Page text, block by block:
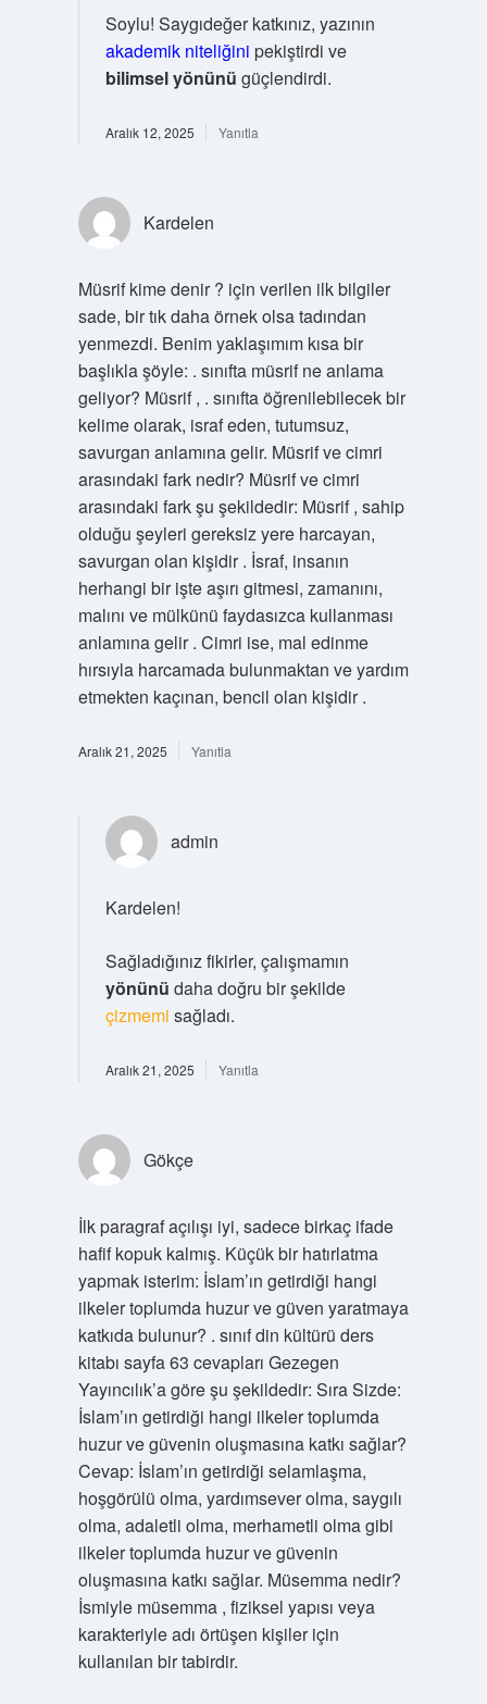
Soylu! Saygıdeğer katkınız, yazının
akademik niteliğini pekiştirdi ve
bilimsel yönünü güçlendirdi.
Aralık 12, 2025 Yanıtla
Kardelen
Müsrif kime denir ? için verilen ilk bilgiler
sade, bir tık daha örnek olsa tadından
yenmezdi. Benim yaklaşımım kısa bir
başlıkla şöyle: . sınıfta müsrif ne anlama
geliyor? Müsrif , . sınıfta öğrenilebilecek bir
kelime olarak, israf eden, tutumsuz,
savurgan anlamına gelir. Müsrif ve cimri
arasındaki fark nedir? Müsrif ve cimri
arasındaki fark şu şekildedir: Müsrif , sahip
olduğu şeyleri gereksiz yere harcayan,
savurgan olan kişidir . İsraf, insanın
herhangi bir işte aşırı gitmesi, zamanını,
malını ve mülkünü faydasızca kullanması
anlamına gelir . Cimri ise, mal edinme
hırsıyla harcamada bulunmaktan ve yardım
etmekten kaçınan, bencil olan kişidir .
Aralık 21, 2025 Yanıtla
admin
Kardelen!
Sağladığınız fikirler, çalışmamın
yönünü daha doğru bir şekilde
çizmemi sağladı.
Aralık 21, 2025 Yanıtla
Gökçe
İlk paragraf açılışı iyi, sadece birkaç ifade
hafif kopuk kalmış. Küçük bir hatırlatma
yapmak isterim: İslam’ın getirdiği hangi
ilkeler toplumda huzur ve güven yaratmaya
katkıda bulunur? . sınıf din kültürü ders
kitabı sayfa 63 cevapları Gezegen
Yayıncılık’a göre şu şekildedir: Sıra Sizde:
İslam’ın getirdiği hangi ilkeler toplumda
huzur ve güvenin oluşmasına katkı sağlar?
Cevap: İslam’ın getirdiği selamlaşma,
hoşgörülü olma, yardımsever olma, saygılı
olma, adaletli olma, merhametli olma gibi
ilkeler toplumda huzur ve güvenin
oluşmasına katkı sağlar. Müsemma nedir?
İsmiyle müsemma , fiziksel yapısı veya
karakteriyle adı örtüşen kişiler için
kullanılan bir tabirdir.